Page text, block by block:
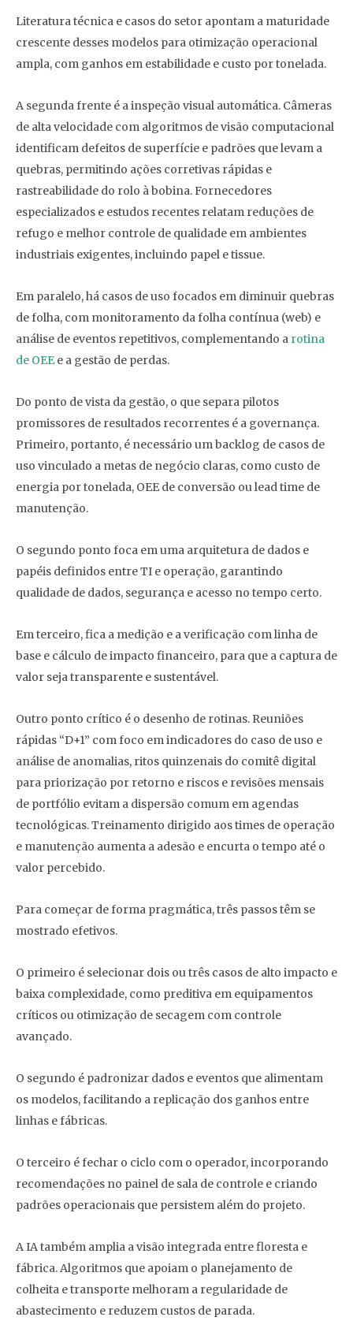
Literatura técnica e casos do setor apontam a maturidade
crescente desses modelos para otimização operacional
ampla, com ganhos em estabilidade e custo por tonelada.
A segunda frente é a inspeção visual automática. Câmeras
de alta velocidade com algoritmos de visão computacional
identificam defeitos de superfície e padrões que levam a
quebras, permitindo ações corretivas rápidas e
rastreabilidade do rolo à bobina. Fornecedores
especializados e estudos recentes relatam reduções de
refugo e melhor controle de qualidade em ambientes
industriais exigentes, incluindo papel e tissue.
Em paralelo, há casos de uso focados em diminuir quebras
de folha, com monitoramento da folha contínua (web) e
análise de eventos repetitivos, complementando a rotina
de OEEe a gestão de perdas.
Do ponto de vista da gestão, o que separa pilotos
promissores de resultados recorrentes é a governança.
Primeiro, portanto, é necessário um backlog de casos de
uso vinculado a metas de negócio claras, como custo de
energia por tonelada, OEE de conversão ou lead time de
manutenção.
O segundo ponto foca em uma arquitetura de dados e
papéis definidos entre TI e operação, garantindo
qualidade de dados, segurança e acesso no tempo certo.
Em terceiro, fica a medição e a verificação com linha de
base e cálculo de impacto financeiro, para que a captura de
valor seja transparente e sustentável.
Outro ponto crítico é o desenho de rotinas. Reuniões
rápidas “D+1” com foco em indicadores do caso de uso e
análise de anomalias, ritos quinzenais do comitê digital
para priorização por retorno e riscos e revisões mensais
de portfólio evitam a dispersão comum em agendas
tecnológicas. Treinamento dirigido aos times de operação
e manutenção aumenta a adesão e encurta o tempo até o
valor percebido.
Para começar de forma pragmática, três passos têm se
mostrado efetivos.
O primeiro é selecionar dois ou três casos de alto impacto e
baixa complexidade, como preditiva em equipamentos
críticos ou otimização de secagem com controle
avançado.
O segundo é padronizar dados e eventos que alimentam
os modelos, facilitando a replicação dos ganhos entre
linhas e fábricas.
O terceiro é fechar o ciclo com o operador, incorporando
recomendações no painel de sala de controle e criando
padrões operacionais que persistem além do projeto.
A IA também amplia a visão integrada entre floresta e
fábrica. Algoritmos que apoiam o planejamento de
colheita e transporte melhoram a regularidade de
abastecimento e reduzem custos de parada.